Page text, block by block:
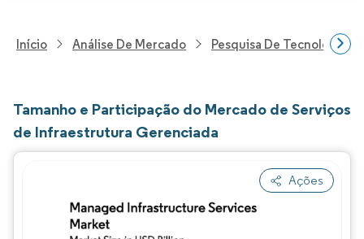
Início Análise De Mercado Pesquisa De Tecnologia,
Tamanho e Participação do Mercado de Serviços
de Infraestrutura Gerenciada
Ações